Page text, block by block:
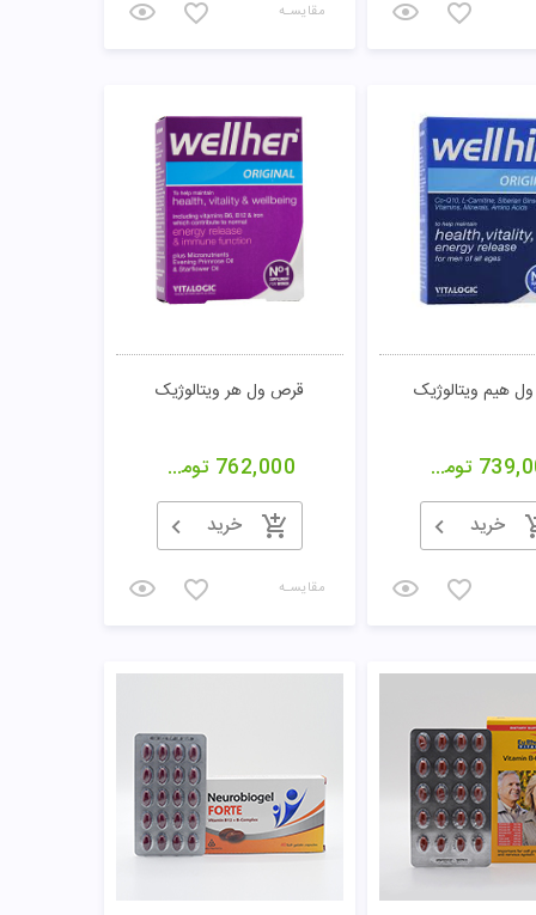
مقایسـه
هیم ویتالوژیک
تومان
خرید
قرص ول هر ویتالوژیک
762,000 تومان
خرید
مقایسـه